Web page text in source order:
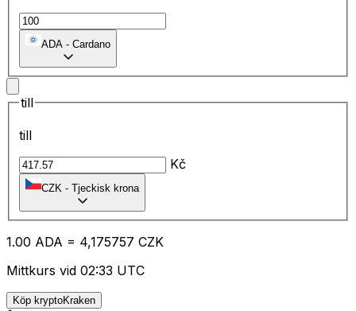
ADA - Cardano
till
till
Kč
CZK - Tjeckisk krona
1.00 ADA = 4,175757 CZK
Mittkurs vid 02:33 UTC
Köp kryptoKraken